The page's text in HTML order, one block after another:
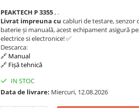
PEAKTECH P 3355 , .
Livrat impreuna cu cabluri de testare,
baterie și manuală, acest echipament asigură
electrice si electronice! ✅
Descarca:
🔗 Manual
🔗 Fișă tehnică
IN STOC
Data de livrare: Miercuri, 12.08.2026